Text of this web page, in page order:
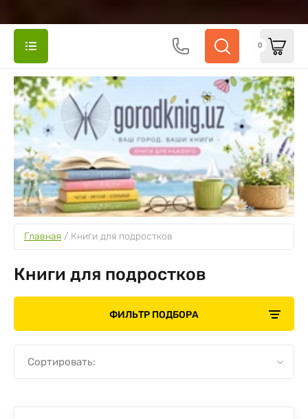
0
Главная / Книги для подростков
Книги для подростков
ФИЛЬТР ПОДБОРА
Сортировать: